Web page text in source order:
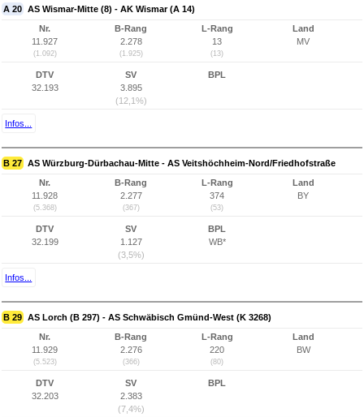
A 20 AS Wismar-Mitte (8) - AK Wismar (A 14)
Nr.
11.927
(1.092)
B-Rang
2.278
(1.925)
L-Rang
13
(13)
Land
MV
DTV
32.193
SV
3.895
(12,1%)
BPL
Infos...
B 27 AS Würzburg-Dürbachau-Mitte - AS Veitshöchheim-Nord/Friedhofstraße
Nr.
11.928
(5.368)
B-Rang
2.277
(367)
L-Rang
374
(53)
Land
BY
DTV
32.199
SV
1.127
(3,5%)
BPL
WB*
Infos...
B 29 AS Lorch (B 297) - AS Schwäbisch Gmünd-West (K 3268)
Nr.
11.929
(5.523)
B-Rang
2.276
(366)
L-Rang
220
(80)
Land
BW
DTV
32.203
SV
2.383
(7,4%)
BPL